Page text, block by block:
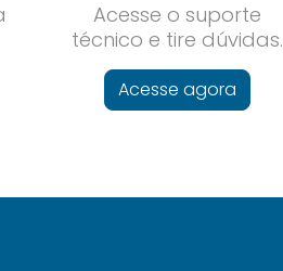
Acesse o suporte
técnico e tire dúvidas.
Acesse agora